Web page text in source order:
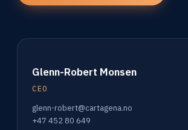
Glenn-Robert Monsen
CEO
glenn-robert@cartagena.no
+47 452 80 649